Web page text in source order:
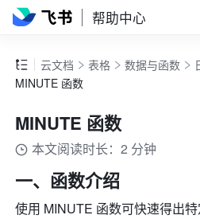
帮助中心
云文档 表格 数据与函数
MINUTE 函数
MINUTE 函数
本文阅读时长：2 分钟
一、函数介绍
使用 MINUTE 函数可快速得出